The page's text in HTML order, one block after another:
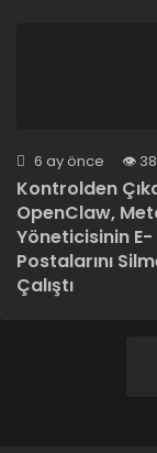
6 ay önce
Kontrolden
OpenClaw,
Yöneticisinin E-
Postalarını
Çalıştı